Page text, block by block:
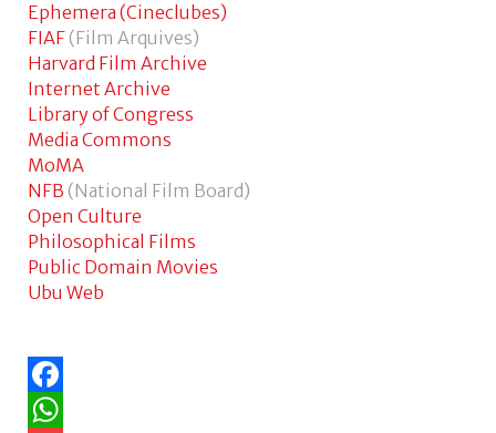
Ephemera (Cineclubes)
FIAF(Film Arquives)
Harvard Film Archive
Internet Archive
Library of Congress
Media Commons
MoMA
NFB (National Film Board)
Open Culture
Philosophical Films
Public Domain Movies
Ubu Web
Facebook